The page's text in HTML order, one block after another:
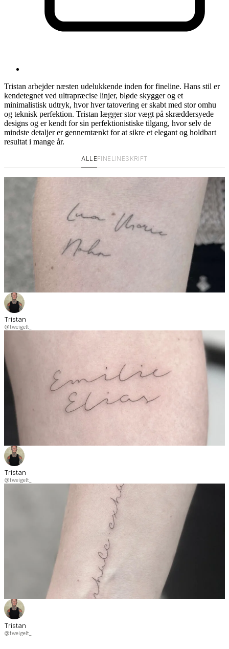
Tristan arbejder næsten udelukkende inden for fineline. Hans stil er
kendetegnet ved ultrapræcise linjer, bløde skygger og et
minimalistisk udtryk, hvor hver tatovering er skabt med stor omhu
og teknisk perfektion. Tristan lægger stor vægt på skræddersyede
designs og er kendt for sin perfektionistiske tilgang, hvor selv de
mindste detaljer er gennemtænkt for at sikre et elegant og holdbart
resultat i mange år.
ALLEFINELINESKRIFT
Tristan
@tweigelt_
Tristan
@tweigelt_
Tristan
@tweigelt_